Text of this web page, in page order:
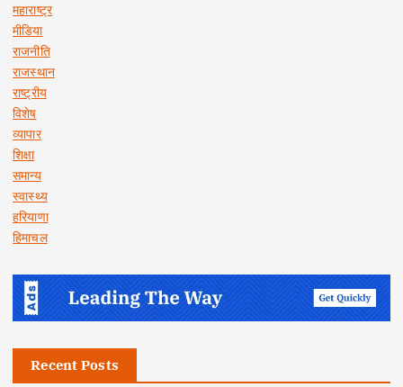
महाराष्ट्र
मीडिया
राजनीति
राजस्थान
राष्ट्रीय
विशेष
व्यापार
शिक्षा
समान्य
स्वास्थ्य
हरियाणा
हिमाचल
Recent Posts